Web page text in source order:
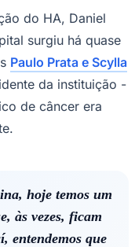
do HA, Daniel
surgiu há quase
Paulo Prata e Scylla
da instituição -
de câncer era
hoje temos um
às vezes, ficam
entendemos que